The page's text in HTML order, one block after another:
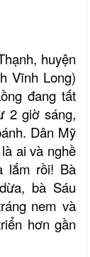
huyện
Vĩnh Long)
đang tất
2 giờ sáng,
Dân Mỹ
ai và nghề
lắm rồi! Bà
bà Sáu
nem và
hơn gần